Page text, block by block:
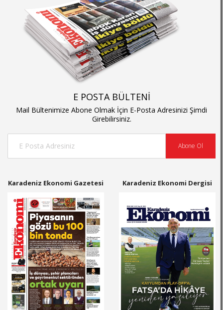
E POSTA BÜLTENİ
Mail Bültenimize Abone Olmak İçin E-Posta Adresinizi Şimdi
Girebilirsiniz.
Abone Ol
Karadeniz Ekonomi Gazetesi Karadeniz Ekonomi Dergisi